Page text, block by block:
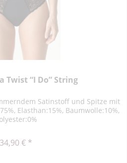
Twist “I Do” String
Satinstoff und Spitze mit
Elasthan:15%, Baumwolle:10%,
34,90 € *